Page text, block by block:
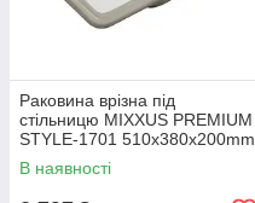
Раковина врізна під
стільницю MIXXUS PREMIUM
STYLE-1701 510х380х200mm
з переливом (MP6567)
В наявності